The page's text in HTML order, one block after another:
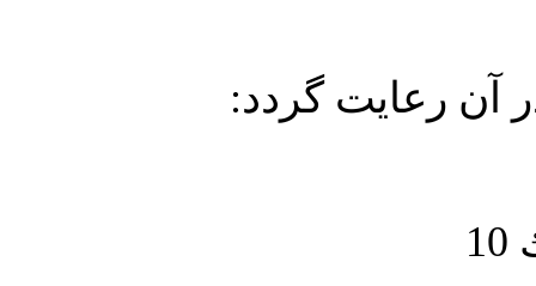
آن رعايت گردد: